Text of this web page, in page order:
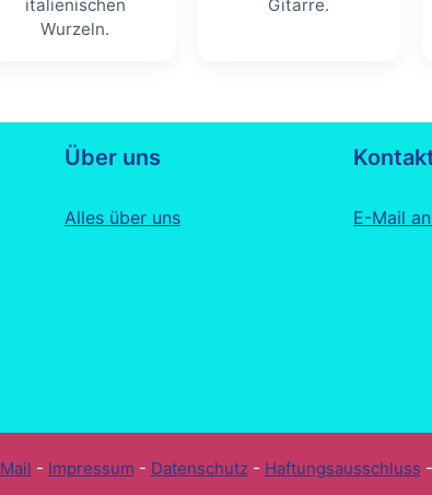
italienischen
Wurzeln.
Gitarre.
Über uns
Alles über uns E-Mail
Mail - Impressum - Datenschutz- Haftungsausschluss -